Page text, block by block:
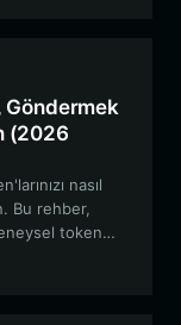
Göndermek
(2026
nasıl
Bu rehber,
token
ve